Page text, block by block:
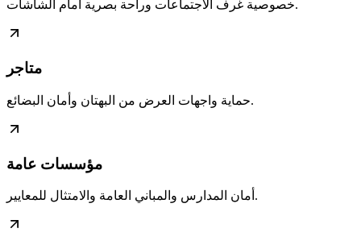
خصوصية غرف الاجتماعات وراحة بصرية أمام الشاشات.
متاجر
حماية واجهات العرض من البهتان وأمان البضائع.
مؤسسات عامة
أمان المدارس والمباني العامة والامتثال للمعايير.